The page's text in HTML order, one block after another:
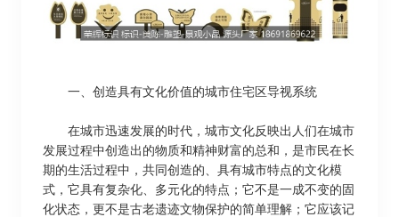
一、创造具有文化价值的城市住宅区导视系统
在城市迅速发展的时代，城市文化反映出人们在城市
发展过程中创造出的物质和精神财富的总和，是市民在长
期的生活过程中，共同创造的、具有城市特点的文化模
式，它具有复杂化、多元化的特点；它不是一成不变的固
化状态，更不是古老遗迹文物保护的简单理解；它应该记